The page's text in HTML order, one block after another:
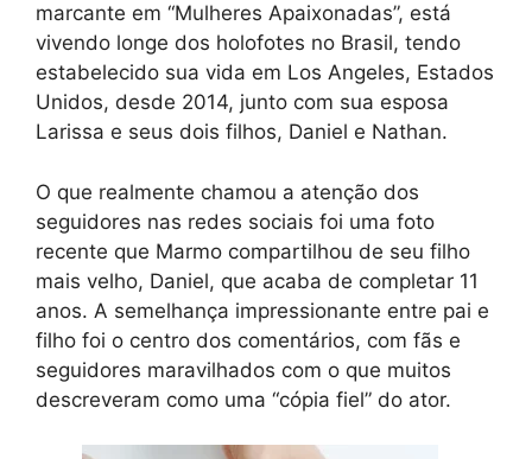
marcante em “Mulheres Apaixonadas”, está
vivendo longe dos holofotes no Brasil, tendo
estabelecido sua vida em Los Angeles, Estados
Unidos, desde 2014, junto com sua esposa
Larissa e seus dois filhos, Daniel e Nathan.
O que realmente chamou a atenção dos
seguidores nas redes sociais foi uma foto
recente que Marmo compartilhou de seu filho
mais velho, Daniel, que acaba de completar 11
anos. A semelhança impressionante entre pai e
filho foi o centro dos comentários, com fãs e
seguidores maravilhados com o que muitos
descreveram como uma “cópia fiel” do ator.